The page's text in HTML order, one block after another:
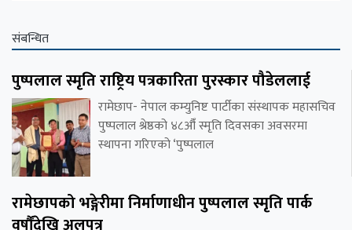
संबन्धित
पुष्पलाल स्मृति राष्ट्रिय पत्रकारिता पुरस्कार पौडेललाई
रामेछाप- नेपाल कम्युनिष्ट पार्टीका संस्थापक महासचिव
पुष्पलाल श्रेष्ठको ४८औँ स्मृति दिवसका अवसरमा
स्थापना गरिएको ‘पुष्पलाल
रामेछापको भङ्गेरीमा निर्माणाधीन पुष्पलाल स्मृति पार्क